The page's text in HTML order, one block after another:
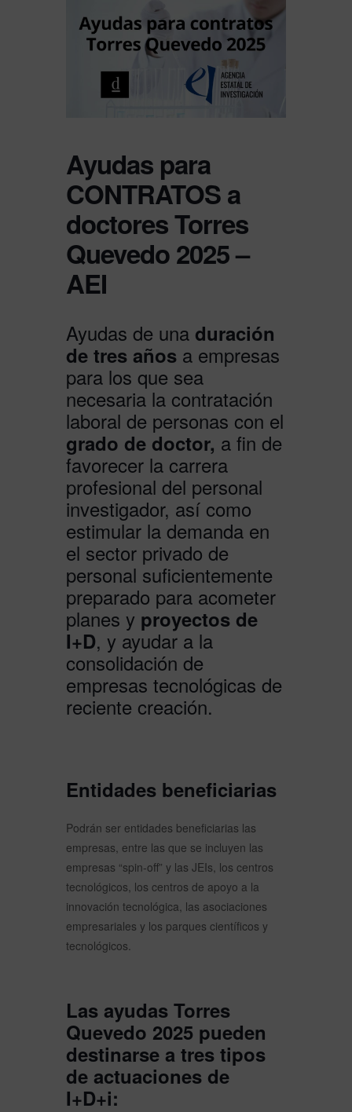
Ayudas para
CONTRATOS a
doctores Torres
Quevedo 2025 –
AEI
Ayudas de una duración
de tres años a empresas
para los que sea
necesaria la contratación
laboral de personas con el
grado de doctor, a fin de
favorecer la carrera
profesional del personal
investigador, así como
estimular la demanda en
el sector privado de
personal suficientemente
preparado para acometer
planes y proyectos de
I+D, y ayudar a la
consolidación de
empresas tecnológicas de
reciente creación.
Entidades beneficiarias
Podrán ser entidades beneficiarias las
empresas, entre las que se incluyen las
empresas “spin-off” y las JEIs, los centros
tecnológicos, los centros de apoyo a la
innovación tecnológica, las asociaciones
empresariales y los parques científicos y
tecnológicos.
Las ayudas Torres
Quevedo 2025 pueden
destinarse a tres tipos
de actuaciones de
I+D+i: